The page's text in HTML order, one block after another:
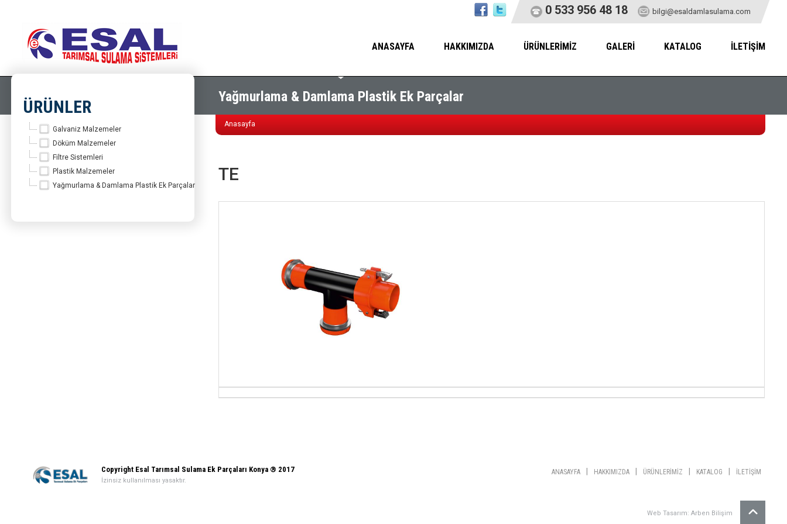
0 533 956 48 18 bilgi@esaldamlasulama.com
ANASAYFA HAKKIMIZDA ÜRÜNLERİMİZ GALERİ KATALOG İLETİŞİM
ÜRÜNLER
Galvaniz Malzemeler
Döküm Malzemeler
Filtre Sistemleri
Plastik Malzemeler
Yağmurlama & Damlama Plastik Ek Parçalar
Yağmurlama & Damlama Plastik Ek Parçalar
Anasayfa
TE
Copyright Esal Tarımsal Sulama Ek Parçaları Konya ® 2017
İzinsiz kullanılması yasaktır.
ANASAYFA HAKKIMIZDA ÜRÜNLERİMİZ KATALOG İLETİŞİM
Web Tasarım: Arben Bilişim